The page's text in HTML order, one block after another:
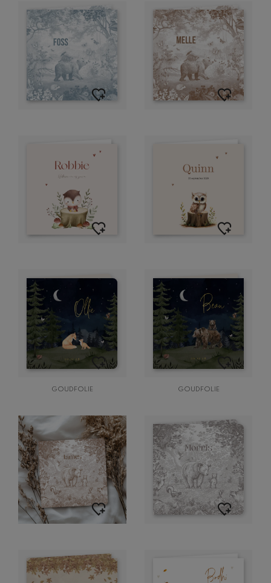
GOUDFOLIE GOUDFOLIE